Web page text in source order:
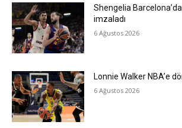
Shengelia
imzaladı
6 Ağustos 2026
Lonnie Walker NBA’e
6 Ağustos 2026